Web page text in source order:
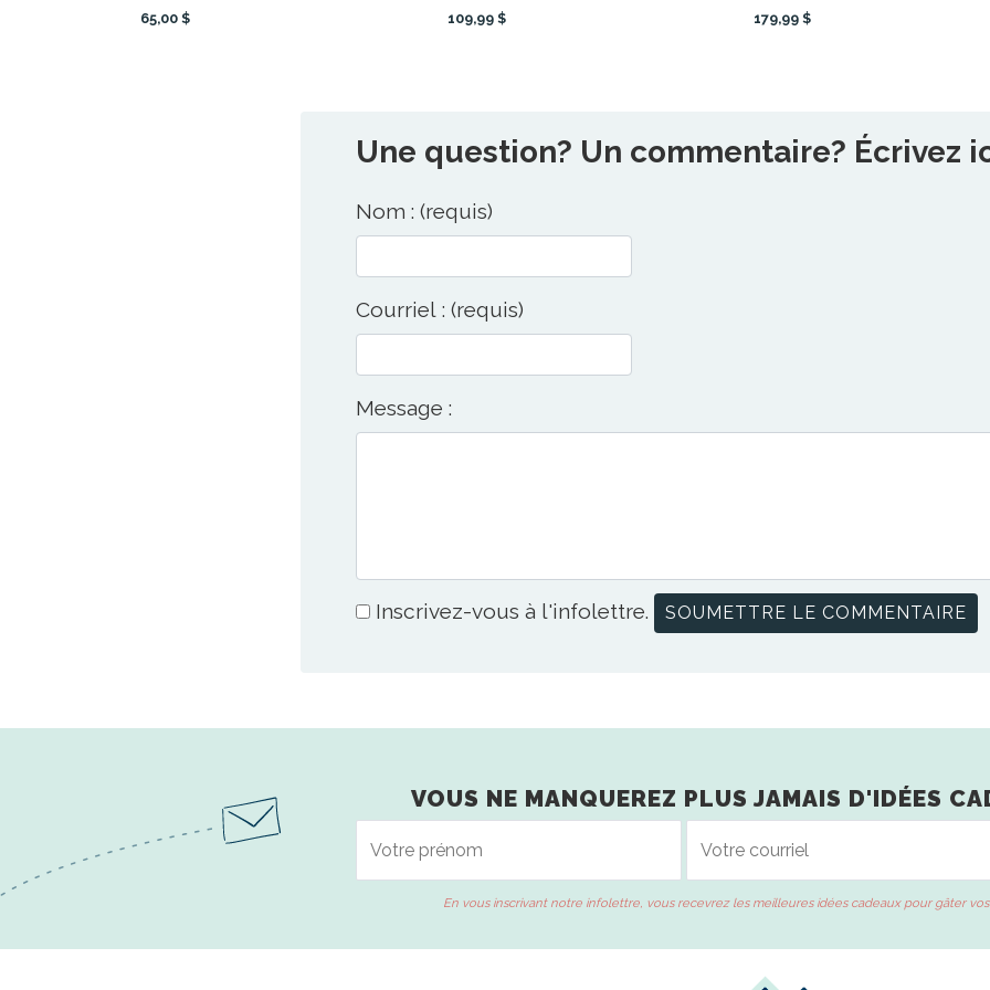
65,00 $ 109,99 $ 179,99 $
Une question? Un commentaire? Écrivez
Nom : (requis)
Courriel : (requis)
Message :
Inscrivez-vous à l'infolettre.
VOUS NE MANQUEREZ PLUS JAMAIS D'IDÉES
En vous inscrivant notre infolettre, vous recevrez les meilleures idées cadeaux pour gâter